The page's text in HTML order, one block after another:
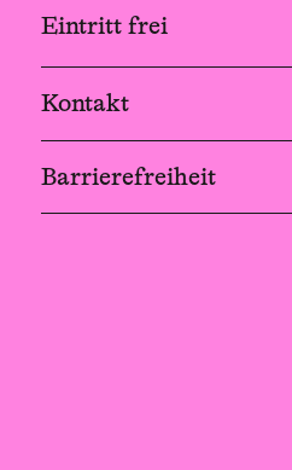
Eintritt frei
Kontakt
Barrierefreiheit